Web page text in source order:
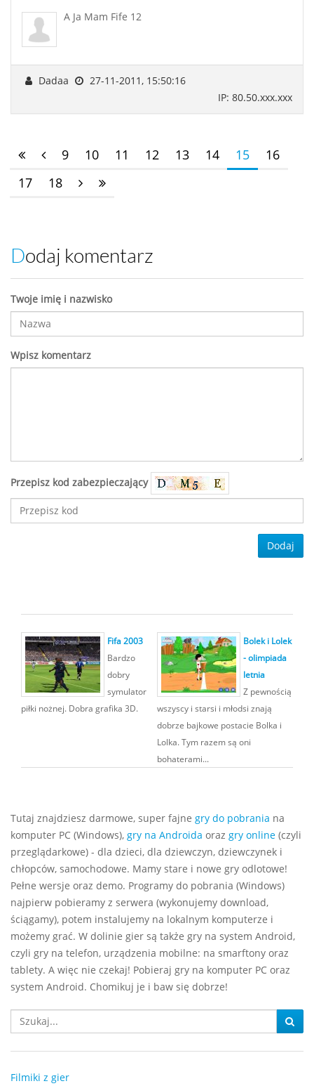
A Ja Mam Fife 12
Dadaa
27-11-2011, 15:50:16
IP: 80.50.xxx.xxx
9 10 11 12 13 14 15
16
17
18
Dodaj komentarz
Twoje imię i nazwisko
Wpisz komentarz
Przepisz kod zabezpieczający
Dodaj
Fifa 2003
Bardzo
dobry
symulator
piłki nożnej. Dobra grafika 3D.
Bolek i Lolek
- olimpiada
letnia
Z pewnością
wszyscy i starsi i młodsi znają
dobrze bajkowe postacie Bolka i
Lolka. Tym razem są oni
bohaterami...
Tutaj znajdziesz darmowe, super fajne gry do pobrania na
komputer PC (Windows), gry na Androida oraz gry online (czyli
przeglądarkowe) - dla dzieci, dla dziewczyn, dziewczynek i
chłopców, samochodowe. Mamy stare i nowe gry odlotowe!
Pełne wersje oraz demo. Programy do pobrania (Windows)
najpierw pobieramy z serwera (wykonujemy download,
ściągamy), potem instalujemy na lokalnym komputerze i
możemy grać. W dolinie gier są także gry na system Android,
czyli gry na telefon, urządzenia mobilne: na smarftony oraz
tablety. A więc nie czekaj! Pobieraj gry na komputer PC oraz
system Android. Chomikuj je i baw się dobrze!
Filmiki z gier